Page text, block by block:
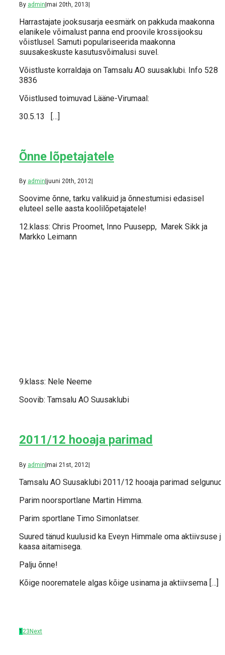
By admin|mai 20th, 2013|
Harrastajate jooksusarja eesmärk on pakkuda maakonna
elanikele võimalust panna end proovile krossijooksu
võistlusel. Samuti populariseerida maakonna
suusakeskuste kasutusvõimalusi suvel.
Võistluste korraldaja on Tamsalu AO suusaklubi. Info 528
3836
Võistlused toimuvad Lääne-Virumaal:
30.5.13 […]
Õnne lõpetajatele
By admin juuni 20th, 2012
Soovime õnne, tarku valikuid ja õnnestumisi edasisel
eluteel selle aasta koolilõpetajatele!
12.klass: Chris Proomet, Inno Puusepp, Marek Sikk ja
Markko Leimann
9.klass: Nele Neeme
Soovib: Tamsalu AO Suusaklubi
2011/12 hooaja parimad
By admin|mai 21st, 2012|
Tamsalu AO Suusaklubi 2011/12 hooaja parimad selgunud.
Parim noorsportlane Martin Himma.
Parim sportlane Timo Simonlatser.
Suured tänud kuulusid ka Eveyn Himmale oma aktiivsuse ja
kaasa aitamisega.
Palju õnne!
Kõige noorematele algas kõige usinama ja aktiivsema […]
1 23Next